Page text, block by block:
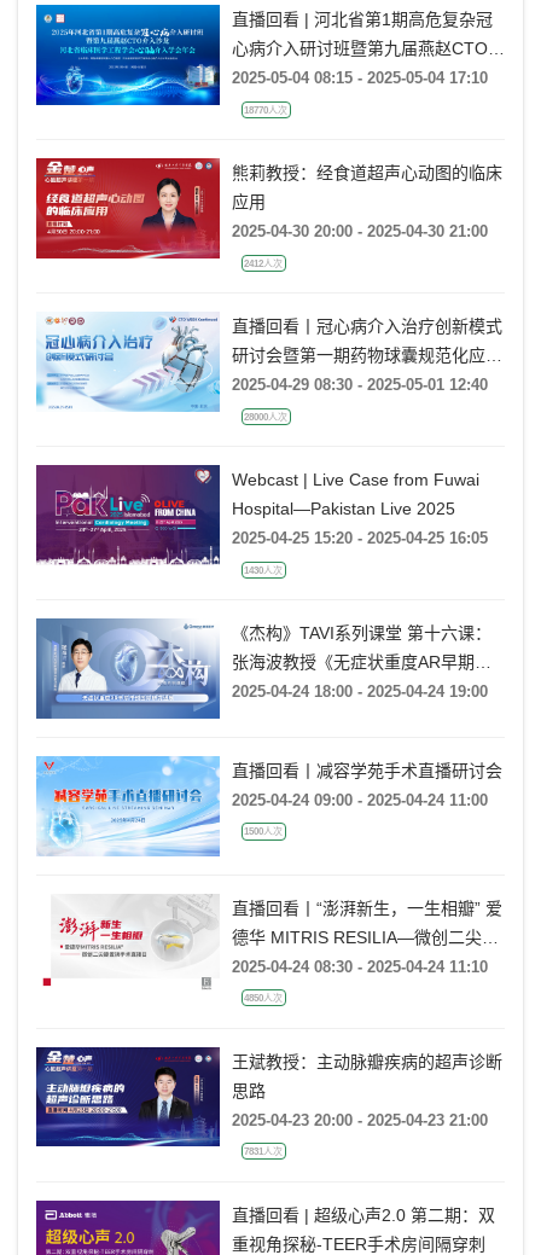
直播回看 | 河北省第1期高危复杂冠
心病介入研讨班暨第九届燕赵CTO介
入沙龙
2025-05-04 08:15 - 2025-05-04 17:10
18770人次
熊莉教授：经食道超声心动图的临床
应用
2025-04-30 20:00 - 2025-04-30 21:00
2412人次
直播回看丨冠心病介入治疗创新模式
研讨会暨第一期药物球囊规范化应用
培训班（郑州站）
2025-04-29 08:30 - 2025-05-01 12:40
28000人次
Webcast | Live Case from Fuwai
Hospital—Pakistan Live 2025
2025-04-25 15:20 - 2025-04-25 16:05
1430人次
《杰构》TAVI系列课堂 第十六课：
张海波教授《无症状重度AR早期干
预国际研究进展》
2025-04-24 18:00 - 2025-04-24 19:00
直播回看丨减容学苑手术直播研讨会
2025-04-24 09:00 - 2025-04-24 11:00
1500人次
直播回看丨“澎湃新生，一生相瓣” 爱
德华 MITRIS RESILIA—微创二尖瓣
置换手术直播日
2025-04-24 08:30 - 2025-04-24 11:10
4850人次
王斌教授：主动脉瓣疾病的超声诊断
思路
2025-04-23 20:00 - 2025-04-23 21:00
7831人次
直播回看 | 超级心声2.0 第二期：双
重视角探秘-TEER手术房间隔穿刺